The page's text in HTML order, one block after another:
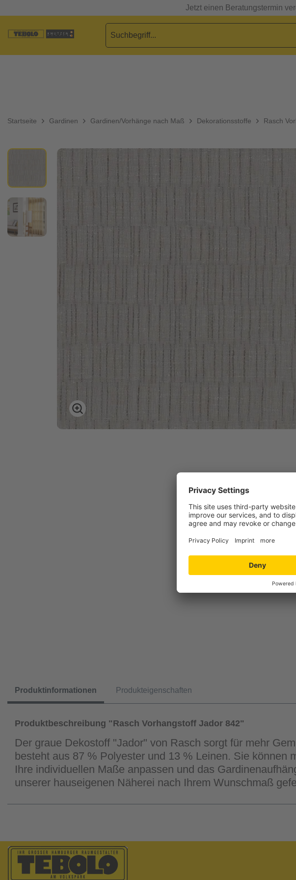
Jetzt einen Beratungstermin
Startseite Gardinen Gardinen/Vorhänge nach Maß Dekorationsstoffe Rasch
Produktinformationen Produkteigenschaften
Produktbeschreibung "Rasch Vorhangstoff Jador 842"
Der graue Dekostoff "Jador" von Rasch sorgt für mehr
besteht aus 87 % Polyester und 13 % Leinen. Sie können
Ihre individuellen Maße anpassen und das
unserer hauseigenen Näherei nach Ihrem Wunschmaß